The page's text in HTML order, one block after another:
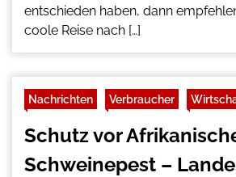
entschieden haben, dann
coole Reise nach […]
Nachrichten Verbraucher
Schutz vor
Schweinepest –